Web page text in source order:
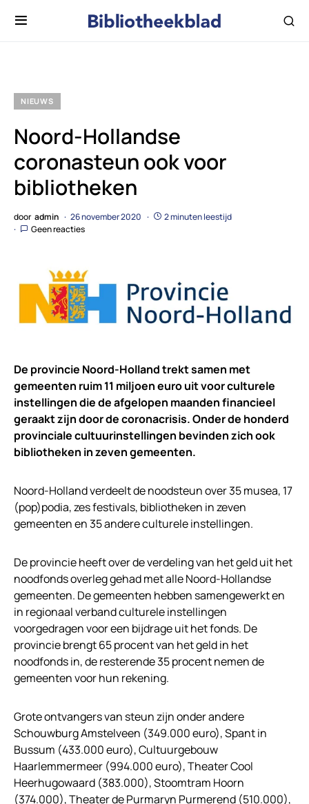
NIEUWS
Noord-Hollandse
coronasteun ook voor
bibliotheken
door admin 26 november 2020
2 minuten leestijd
Geen reacties
De provincie Noord-Holland trekt samen met
gemeenten ruim 11 miljoen euro uit voor culturele
instellingen die de afgelopen maanden financieel
geraakt zijn door de coronacrisis. Onder de honderd
provinciale cultuurinstellingen bevinden zich ook
bibliotheken in zeven gemeenten.
Noord-Holland verdeelt de noodsteun over 35 musea, 17
(pop)podia, zes festivals, bibliotheken in zeven
gemeenten en 35 andere culturele instellingen.
De provincie heeft over de verdeling van het geld uit het
noodfonds overleg gehad met alle Noord-Hollandse
gemeenten. De gemeenten hebben samengewerkt en
in regionaal verband culturele instellingen
voorgedragen voor een bijdrage uit het fonds. De
provincie brengt 65 procent van het geld in het
noodfonds in, de resterende 35 procent nemen de
gemeenten voor hun rekening.
Grote ontvangers van steun zijn onder andere
Schouwburg Amstelveen (349.000 euro), Spant in
Bussum (433.000 euro), Cultuurgebouw
Haarlemmermeer (994.000 euro), Theater Cool
Heerhugowaard (383.000), Stoomtram Hoorn
(374.000), Theater de Purmaryn Purmerend (510.000),